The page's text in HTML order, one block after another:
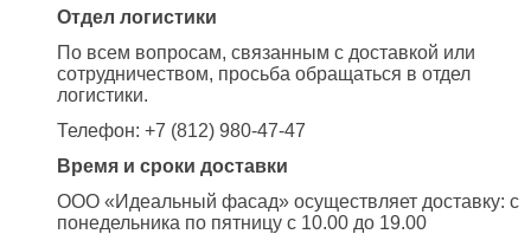
Отдел логистики
По всем вопросам, связанным с доставкой или
сотрудничеством, просьба обращаться в отдел
логистики.
Телефон: +7 (812) 980-47-47
Время и сроки доставки
ООО «Идеальный фасад» осуществляет доставку: с
понедельника по пятницу с 10.00 до 19.00